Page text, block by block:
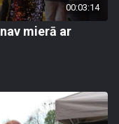
00:03:14
mierā ar